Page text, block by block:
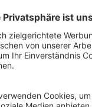
dass sich
vom
Ankündigungen